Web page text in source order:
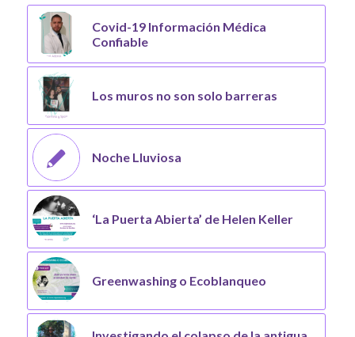
Covid-19 Información Médica
Confiable
Los muros no son solo barreras
Noche Lluviosa
‘La Puerta Abierta’ de Helen Keller
Greenwashing o Ecoblanqueo